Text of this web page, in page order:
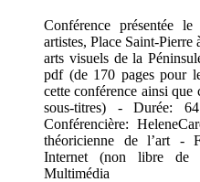
Conférence présentée
artistes, Place Saint-
arts visuels de la
pdf (de 170 pages pour
cette conférence ainsi que
sous-titres) - Durée:
Conférencière:
théoricienne de l’art -
Internet (non libre
Multimédia